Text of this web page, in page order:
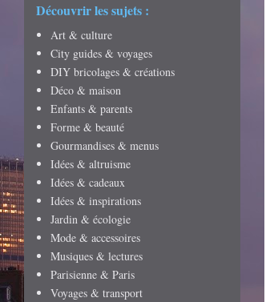
Découvrir les sujets :
Art & culture
City guides & voyages
DIY bricolages & créations
Déco & maison
Enfants & parents
Forme & beauté
Gourmandises & menus
Idées & altruisme
Idées & cadeaux
Idées & inspirations
Jardin & écologie
Mode & accessoires
Musiques & lectures
Parisienne & Paris
Voyages & transport